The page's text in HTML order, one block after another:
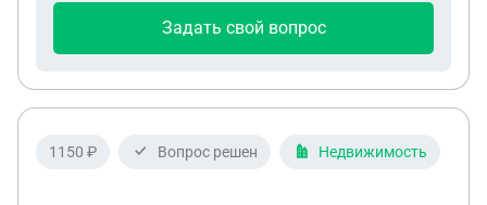
Задать свой вопрос
1150 ₽ Вопрос решен Недвижимость